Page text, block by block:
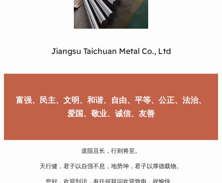
Jiangsu Taichuan Metal Co., Ltd
富强、民主、文明、和谐、自由、平等、公正、法治、
爱国、敬业、诚信、友善
道阻且长，行则将至。
天行健，君子以自强不息，地势坤，君子以厚德载物。
您好，欢迎到访，有任何疑问欢迎致电，祝愉快。